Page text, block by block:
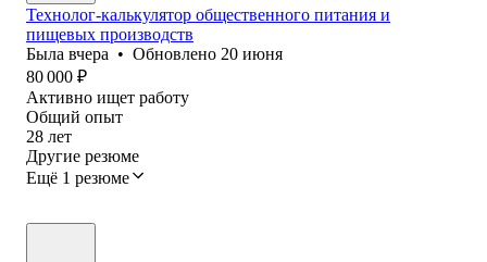
Технолог-калькулятор общественного питания и
пищевых производств
Была вчера • Обновлено 20 июня
80 000 ₽
Активно ищет работу
Общий опыт
28 лет
Другие резюме
Ещё 1 резюме